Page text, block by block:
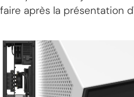
faire après la présentation